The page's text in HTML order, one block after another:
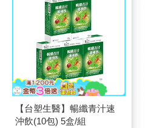
【台塑生醫】暢纖青汁速
沖飲(10包) 5盒/組